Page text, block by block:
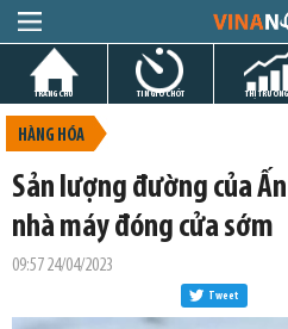
TRANG CHỦ TIN GIỜ CHÓT THỊ TRƯỜNG
HÀNG HÓA
Sản lượng đường của
nhà máy đóng cửa sớm
09:57 24/04/2023
Tweet